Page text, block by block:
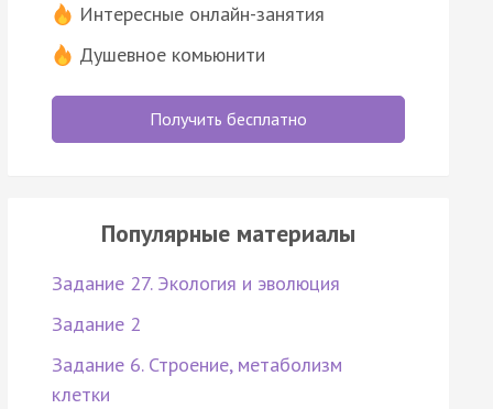
Интересные онлайн-занятия
Душевное комьюнити
Получить бесплатно
Популярные материалы
Задание 27. Экология и эволюция
Задание 2
Задание 6. Строение, метаболизм
клетки